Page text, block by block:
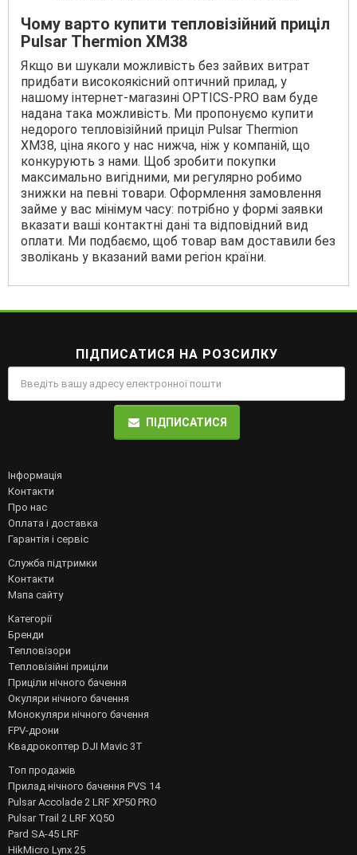
Чому варто купити тепловізійний приціл
Pulsar Thermion XM38
Якщо ви шукали можливість без зайвих витрат
придбати високоякісний оптичний прилад, у
нашому інтернет-магазині OPTICS-PRO вам буде
надана така можливість. Ми пропонуємо купити
недорого тепловізійний приціл Pulsar Thermion
XM38, ціна якого у нас нижча, ніж у компаній, що
конкурують з нами. Щоб зробити покупки
максимально вигідними, ми регулярно робимо
знижки на певні товари. Оформлення замовлення
займе у вас мінімум часу: потрібно у формі заявки
вказати ваші контактні дані та відповідний вид
оплати. Ми подбаємо, щоб товар вам доставили без
зволікань у вказаний вами регіон країни.
ПІДПИСАТИСЯ НА РОЗСИЛКУ
ПІДПИСАТИСЯ
Інформація
Контакти
Про нас
Оплата і доставка
Гарантія і сервіс
Служба підтримки
Контакти
Мапа сайту
Категорії
Бренди
Тепловізори
Тепловізійні приціли
Приціли нічного бачення
Окуляри нічного бачення
Монокуляри нічного бачення
FPV-дрони
Квадрокоптер DJI Mavic 3T
Топ продажів
Прилад нічного бачення PVS 14
Pulsar Accolade 2 LRF XP50 PRO
Pulsar Trail 2 LRF XQ50
Pard SA-45 LRF
HikMicro Lynx 25